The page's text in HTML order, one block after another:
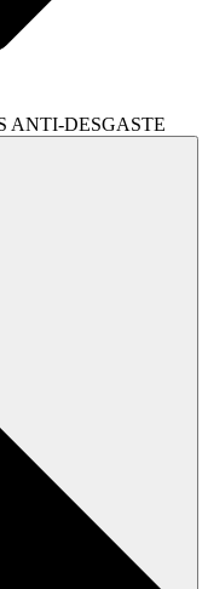
ANTI-DESGASTE